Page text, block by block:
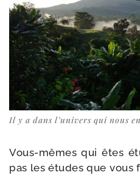
Il y a dans l’u­ni­vers qui nous
Vous-​mêmes qui êtes
pas les études que vous